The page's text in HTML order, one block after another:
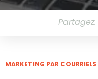
Partagez:
MARKETING PAR COURRIELS